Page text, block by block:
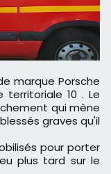
10 . Le
qui mène
graves qu'il
pour porter
plus tard sur le